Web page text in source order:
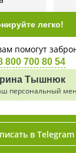
легко!
помогут
800 700 80 54
Тышнюк
персональный
в Telegram